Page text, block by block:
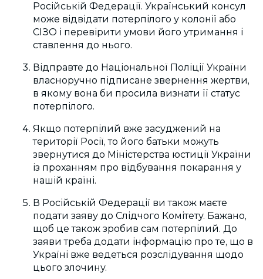
Російській Федерації. Український консул
може відвідати потерпілого у колонії або
СІЗО і перевірити умови його утримання і
ставлення до нього.
Відправте до Національної Поліції України
власноручно підписане звернення жертви,
в якому вона би просила визнати її статус
потерпілого.
Якщо потерпілий вже засуджений на
території Росії, то його батьки можуть
звернутися до Міністерства юстиції України
із проханням про відбування покарання у
нашій країні.
В Російській Федерації ви також маєте
подати заяву до Слідчого Комітету. Бажано,
щоб це також зробив сам потерпілий. До
заяви треба додати інформацію про те, що в
Україні вже ведеться розслідування щодо
цього злочину.